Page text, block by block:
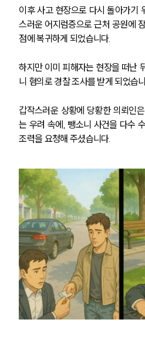
이후 사고 현장으로 다시 돌아가기
스러운 어지럼증으로 근처 공원에
점에 복귀하게 되었습니다.
하지만 이미 피해자는 현장을 떠난
니 혐의로 경찰 조사를 받게 되었습
갑작스러운 상황에 당황한 의뢰인
는 우려 속에, 뺑소니 사건을 다수
조력을 요청해 주셨습니다.